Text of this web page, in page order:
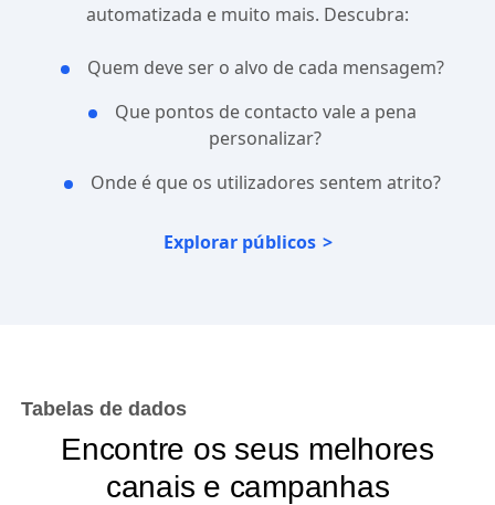
automatizada e muito mais. Descubra:
Quem deve ser o alvo de cada mensagem?
Que pontos de contacto vale a pena
personalizar?
Onde é que os utilizadores sentem atrito?
Explorar públicos
Tabelas de dados
Encontre os seus melhores
canais e campanhas